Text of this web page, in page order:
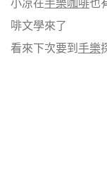
小凉在手樂咖啡也
啡文學來了
看來下次要到 手樂